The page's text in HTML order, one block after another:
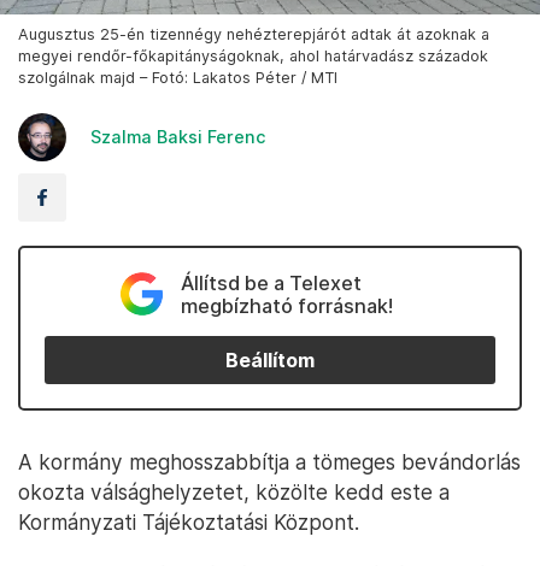
Augusztus 25-én tizennégy nehézterepjárót adtak át azoknak a
megyei rendőr-főkapitányságoknak, ahol határvadász századok
szolgálnak majd – Fotó: Lakatos Péter / MTI
Szalma Baksi Ferenc
Állítsd be a Telexet
megbízható forrásnak!
Beállítom
A kormány meghosszabbítja a tömeges bevándorlás
okozta válsághelyzetet, közölte kedd este a
Kormányzati Tájékoztatási Központ.